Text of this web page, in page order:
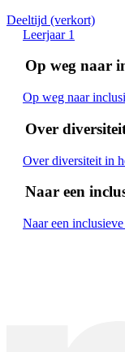
Deeltijd (verkort)
Leerjaar 1
Op weg naar
Op weg naar
Over
Over diversiteit in
Naar een
Naar een